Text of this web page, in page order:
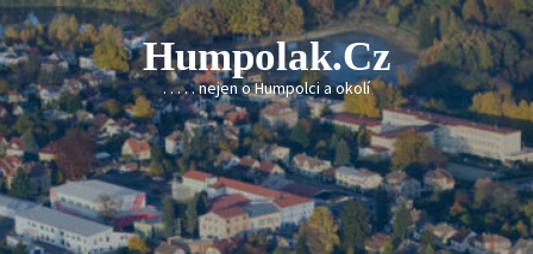
Skip
to
content
Humpolak.cz
. . . . . nejen o Humpolci a okolí